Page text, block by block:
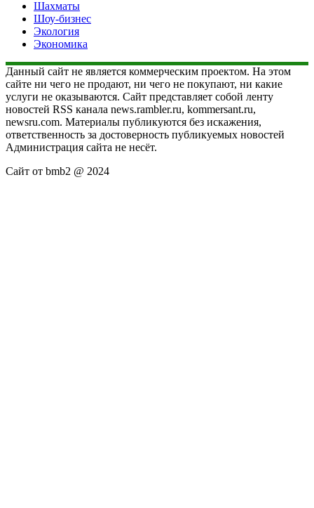
Шахматы
Шоу-бизнес
Экология
Экономика
Данный сайт не является коммерческим проектом. На этом
сайте ни чего не продают, ни чего не покупают, ни какие
услуги не оказываются. Сайт представляет собой ленту
новостей RSS канала news.rambler.ru, kommersant.ru,
newsru.com. Материалы публикуются без искажения,
ответственность за достоверность публикуемых новостей
Администрация сайта не несёт.
Сайт от bmb2 @ 2024